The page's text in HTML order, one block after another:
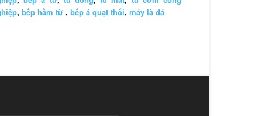
, bếp hầm từ , bếp á quạt thổi, máy là đá